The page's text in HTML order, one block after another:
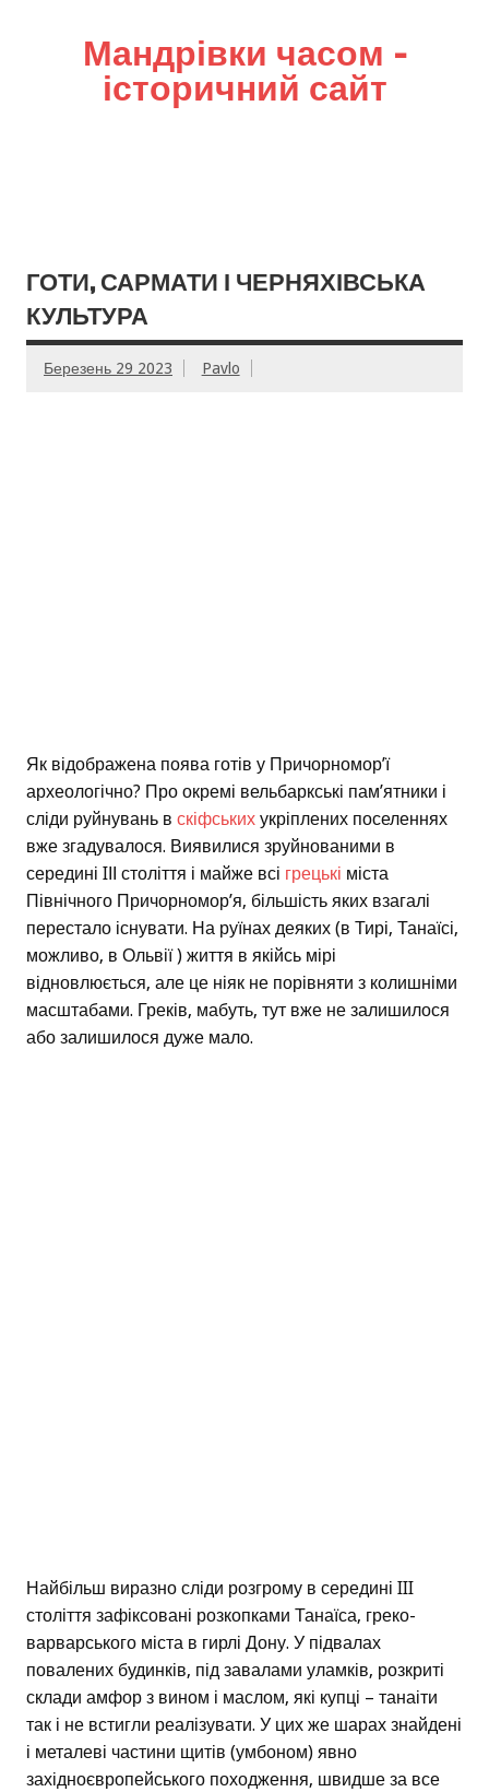
Мандрівки часом –
історичний сайт
ГОТИ, САРМАТИ І ЧЕРНЯХІВСЬКА
КУЛЬТУРА
Березень 29 2023 Pavlo
Як відображена поява готів у Причорномор’ї
археологічно? Про окремі вельбаркські пам’ятники і
сліди руйнувань в скіфських укріплених поселеннях
вже згадувалося. Виявилися зруйнованими в
середині IІІ століття і майже всі грецькі міста
Північного Причорномор’я, більшість яких взагалі
перестало існувати. На руїнах деяких (в Тирі, Танаїсі,
можливо, в Ольвії ) життя в якійсь мірі
відновлюється, але це ніяк не порівняти з колишніми
масштабами. Греків, мабуть, тут вже не залишилося
або залишилося дуже мало.
Найбільш виразно сліди розгрому в середині III
століття зафіксовані розкопками Танаїса, греко-
варварського міста в гирлі Дону. У підвалах
повалених будинків, під завалами уламків, розкриті
склади амфор з вином і маслом, які купці – танаіти
так і не встигли реалізувати. У цих же шарах знайдені
і металеві частини щитів (умбоном) явно
західноєвропейського походження, швидше за все